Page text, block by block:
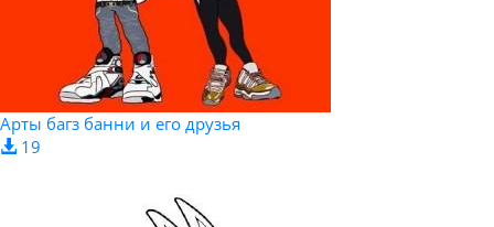
Арты багз банни и его друзья
19